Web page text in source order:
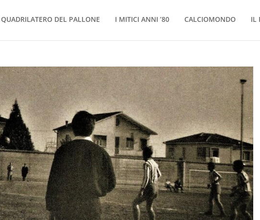
DEL PALLONE I MITICI ANNI ’80 CALCIOMONDO IL